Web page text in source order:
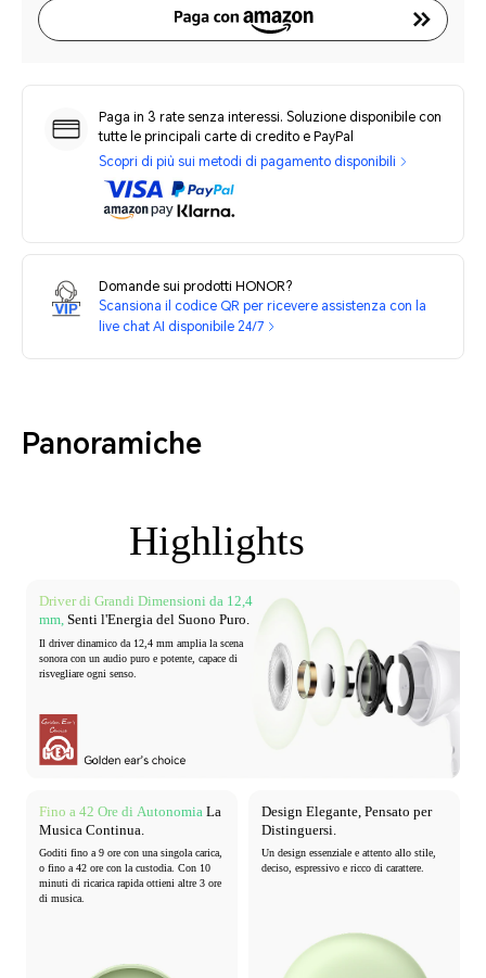
Paga in 3 rate senza interessi. Soluzione disponibile con
tutte le principali carte di credito e PayPal
Scopri di più sui metodi di pagamento disponibili
Domande sui prodotti HONOR?
Scansiona il codice QR per ricevere assistenza con la
live chat AI disponibile 24/7
Panoramiche
Highlights
Driver di Grandi Dimensioni da 12,4
mm, Senti l'Energia del Suono Puro.
Il driver dinamico da 12,4 mm amplia la scena
sonoracon un audio puro e potente, capace di
risvegliare ogni senso.
Fino a 42 Ore di AutonomiaLa
Musica Continua.
Goditi fino a 9 ore con una singola carica,
o fino a 42 ore con la custodia.
minuti di ricarica rapida ottieni altre 3 ore
di musica.
Design Elegante, Pensato per
Distinguersi.
Un design essenziale e attento allo stile,
deciso, espressivo e ricco di carattere.